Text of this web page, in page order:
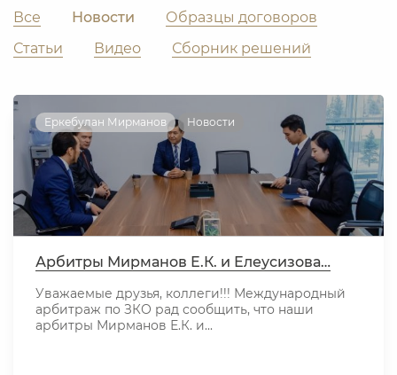
Все Новости
Образцы договоров
Статьи
Видео Сборник решений
Еркебулан Мирманов Новости
Арбитры Мирманов Е.К. и Елеусизова…
Уважаемые друзья, коллеги!!! Международный
арбитраж по ЗКО рад сообщить, что наши
арбитры Мирманов Е.К. и...